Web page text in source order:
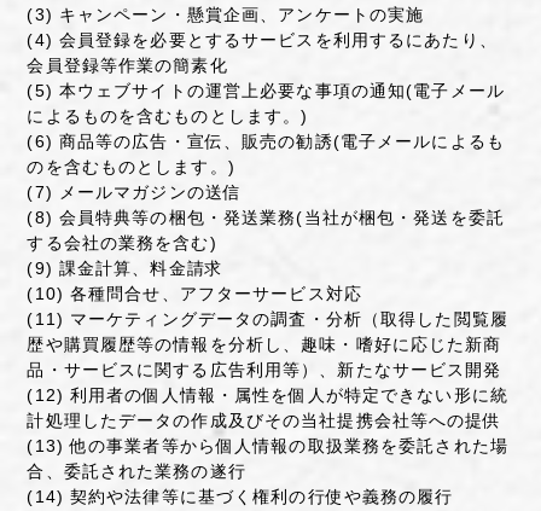
(3) キャンペーン・懸賞企画、アンケートの実施
(4) 会員登録を必要とするサービスを利用するにあたり、
会員登録等作業の簡素化
(5) 本ウェブサイトの運営上必要な事項の通知(電子メール
によるものを含むものとします。)
(6) 商品等の広告・宣伝、販売の勧誘(電子メールによるも
のを含むものとします。)
(7) メールマガジンの送信
(8) 会員特典等の梱包・発送業務(当社が梱包・発送を委託
する会社の業務を含む)
(9) 課金計算、料金請求
(10) 各種問合せ、アフターサービス対応
(11) マーケティングデータの調査・分析（取得した閲覧履
歴や購買履歴等の情報を分析し、趣味・嗜好に応じた新商
品・サービスに関する広告利用等）、新たなサービス開発
(12) 利用者の個人情報・属性を個人が特定できない形に統
計処理したデータの作成及びその当社提携会社等への提供
(13) 他の事業者等から個人情報の取扱業務を委託された場
合、委託された業務の遂行
(14) 契約や法律等に基づく権利の行使や義務の履行